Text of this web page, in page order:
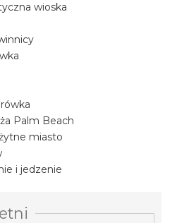
wioska
Palm Beach
miasto
i jedzenie